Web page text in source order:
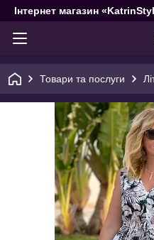
Інтернет магазин
Товари та послуги